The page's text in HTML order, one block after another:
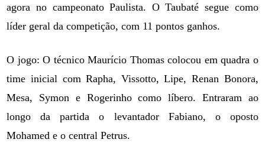
agora no campeonato Paulista. O Taubaté segue como
líder geral da competição, com 11 pontos ganhos.
O jogo: O técnico Maurício Thomas colocou em quadra o
time inicial com Rapha, Vissotto, Lipe, Renan Bonora,
Mesa, Symon e Rogerinho como líbero. Entraram ao
longo da partida o levantador Fabiano, o oposto
Mohamed e o central Petrus.